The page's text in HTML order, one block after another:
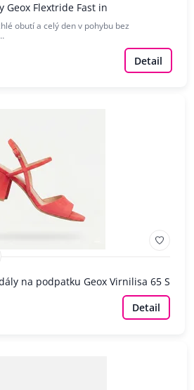
Geox Flextride Fast in
obutí a celý den v pohybu bez
Detail
na podpatku Geox Virnilisa 65 S
Detail